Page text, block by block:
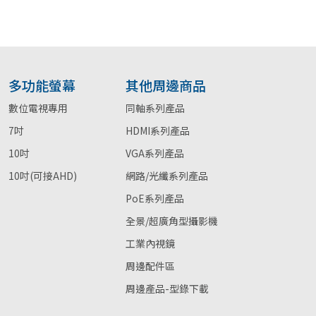
多功能螢幕
數位電視專用
7吋
10吋
10吋(可接AHD)
其他周邊商品
同軸系列產品
HDMI系列產品
VGA系列產品
網路/光纖系列產品
PoE系列產品
全景/超廣角型攝影機
工業內視鏡
周邊配件區
周邊產品-型錄下載